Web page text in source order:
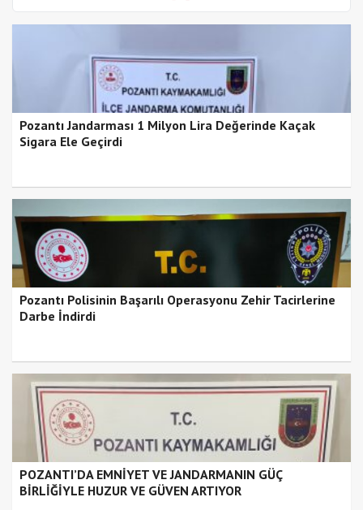
Pozantı Jandarması 1 Milyon Lira Değerinde Kaçak
Sigara Ele Geçirdi
Pozantı Polisinin Başarılı Operasyonu Zehir Tacirlerine
Darbe İndirdi
POZANTI’DA EMNİYET VE JANDARMANIN GÜÇ
BİRLİĞİYLE HUZUR VE GÜVEN ARTIYOR